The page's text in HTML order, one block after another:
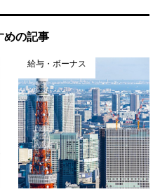
めの記事
給与・ボーナス